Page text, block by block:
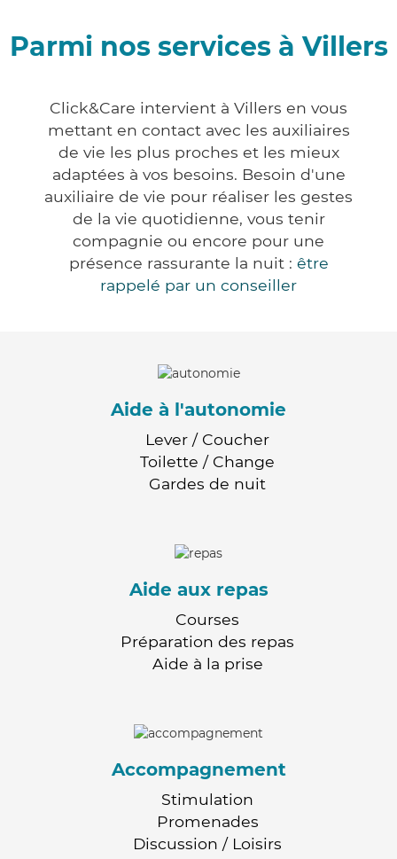
Parmi nos services à Villers
Click&Care intervient à Villers en vous
mettant en contact avec les auxiliaires
de vie les plus proches et les mieux
adaptées à vos besoins. Besoin d'une
auxiliaire de vie pour réaliser les gestes
de la vie quotidienne, vous tenir
compagnie ou encore pour une
présence rassurante la nuit : être
rappelé par un conseiller
Aide à l'autonomie
Lever / Coucher
Toilette / Change
Gardes de nuit
Aide aux repas
Courses
Préparation des repas
Aide à la prise
Accompagnement
Stimulation
Promenades
Discussion / Loisirs